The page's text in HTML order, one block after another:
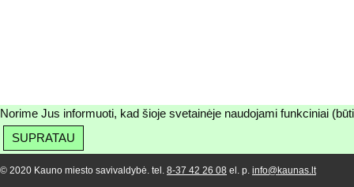
Norime Jus informuoti, kad šioje svetainėje naudojami funkciniai
SUPRATAU
© 2020 Kauno miesto savivaldybė. tel. 8-37 42 26 08 el. p. info@kaunas.lt